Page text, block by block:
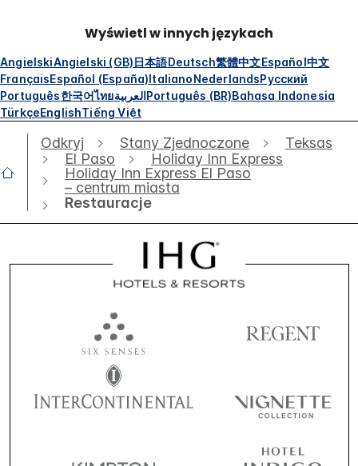
Wyświetl w innych językach
AngielskiAngielski (GB)日本語Deutsch繁體中文Español中文
FrançaisEspañol (España)ItalianoNederlandsРусский
Português한국어ไทยالعربيةPortuguês (BR)Bahasa Indonesia
TürkçeEnglishTiếng Việt
Odkryj Stany Zjednoczone
Teksas
El Paso
Holiday Inn Express
Holiday Inn Express El Paso
– centrum miasta
Restauracje